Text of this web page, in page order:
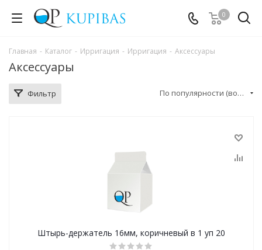
0
Главная - Каталог - Ирригация - Ирригация - Аксессуары
Аксессуары
Фильтр По популярности (возрастание)
Штырь-держатель 16мм, коричневый в 1 уп 20